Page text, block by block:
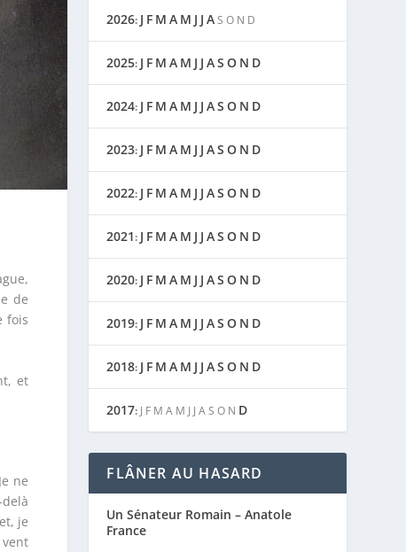
de
fois
et
ne
je
2026: J F M A M J J AS O N D
2025: J F M A M J J AS O N D
2024: J F M A M J J AS O N D
2023: J F M A M J J AS O N D
2022: J F M A M J J AS O N D
2021: J F M A M J J AS O N D
2020: J F M A M J J AS O N D
2019: J F M A M J J AS O N D
2018: J F M A M J J AS O N D
2017: J F M A M J J AS O N D
FLÂNER AU HASARD
Un Sénateur Romain – Anatole
France